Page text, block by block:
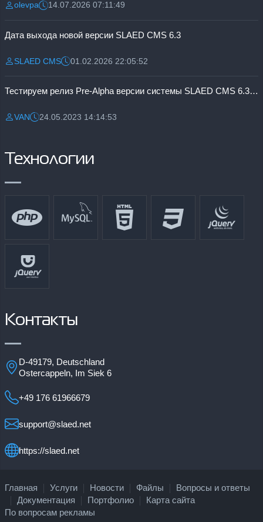
Разместил:
olevpaДата:14.07.2026 07:11:49
Дата выхода новой версии SLAED CMS 6.3
Разместил:
SLAED CMSДата:01.02.2026 22:05:52
Тестируем релиз Pre-Alpha версии системы SLAED CMS 6.3 Pro
Разместил:
VANДата:24.05.2023 14:14:53
Технологии
Контакты
D-49179, Deutschland
Ostercappeln, Im Siek 6
+49 176 61966679
support@slaed.net
https://slaed.net
Главная Услуги Новости Файлы
Вопросы и ответы
Документация
Портфолио
Карта сайта
По вопросам рекламы